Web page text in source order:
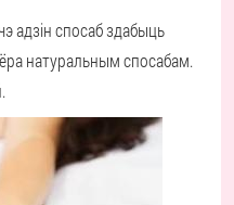
адзін спосаб здабыць
натуральным спосабам.